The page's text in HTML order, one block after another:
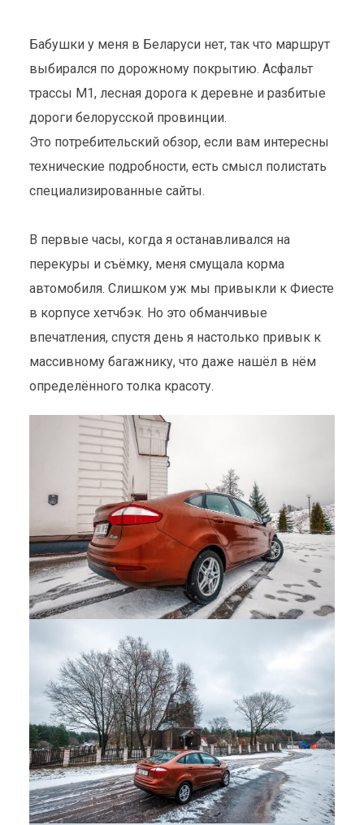
Бабушки у меня в Беларуси нет, так что маршрут
выбирался по дорожному покрытию. Асфальт
трассы М1, лесная дорога к деревне и разбитые
дороги белорусской провинции.
Это потребительский обзор, если вам интересны
технические подробности, есть смысл полистать
специализированные сайты.
В первые часы, когда я останавливался на
перекуры и съёмку, меня смущала корма
автомобиля. Слишком уж мы привыкли к Фиесте
в корпусе хетчбэк. Но это обманчивые
впечатления, спустя день я настолько привык к
массивному багажнику, что даже нашёл в нём
определённого толка красоту.